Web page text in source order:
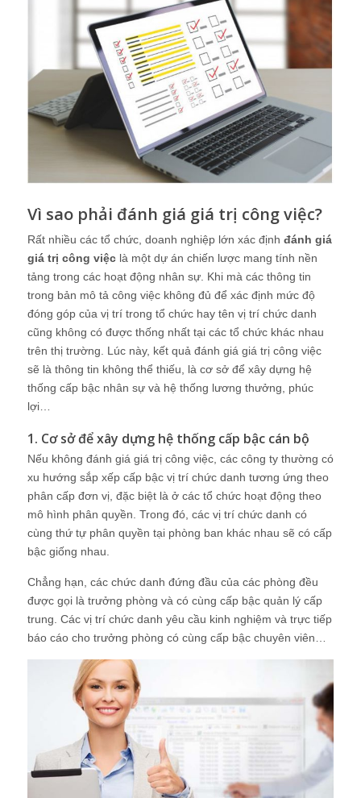
Vì sao phải đánh giá giá trị công việc?
Rất nhiều các tổ chức, doanh nghiệp lớn xác định đánh giá
giá trị công việc là một dự án chiến lược mang tính nền
tảng trong các hoạt động nhân sự. Khi mà các thông tin
trong bản mô tả công việc không đủ để xác định mức độ
đóng góp của vị trí trong tổ chức hay tên vị trí chức danh
cũng không có được thống nhất tại các tổ chức khác nhau
trên thị trường. Lúc này, kết quả đánh giá giá trị công việc
sẽ là thông tin không thể thiếu, là cơ sở để xây dựng hệ
thống cấp bậc nhân sự và hệ thống lương thưởng, phúc
lợi…
1. Cơ sở để xây dựng hệ thống cấp bậc cán bộ
Nếu không đánh giá giá trị công việc, các công ty thường có
xu hướng sắp xếp cấp bậc vị trí chức danh tương ứng theo
phân cấp đơn vị, đặc biệt là ở các tổ chức hoạt động theo
mô hình phân quyền. Trong đó, các vị trí chức danh có
cùng thứ tự phân quyền tại phòng ban khác nhau sẽ có cấp
bậc giống nhau.
Chẳng hạn, các chức danh đứng đầu của các phòng đều
được gọi là trưởng phòng và có cùng cấp bậc quản lý cấp
trung. Các vị trí chức danh yêu cầu kinh nghiệm và trực tiếp
báo cáo cho trưởng phòng có cùng cấp bậc chuyên viên…